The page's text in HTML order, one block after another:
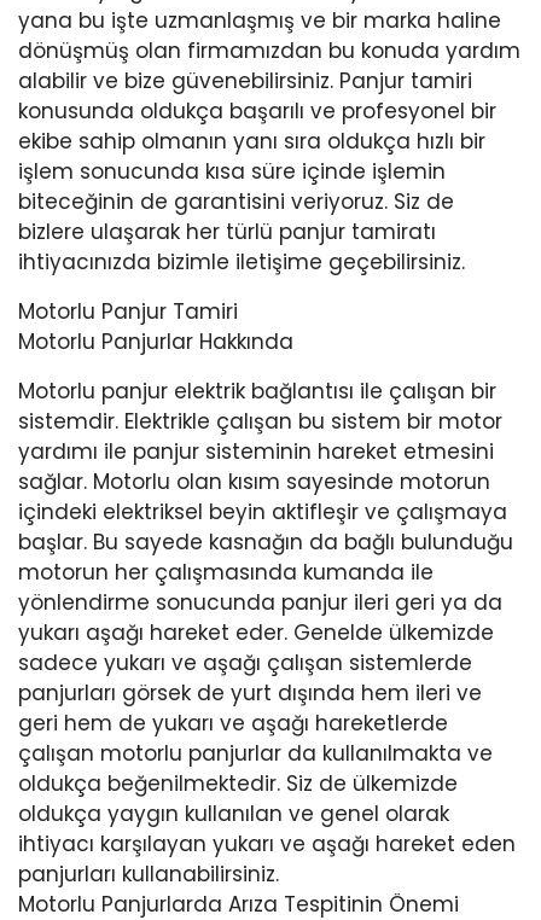
yana bu işte uzmanlaşmış ve bir marka haline
dönüşmüş olan firmamızdan bu konuda yardım
alabilir ve bize güvenebilirsiniz. Panjur tamiri
konusunda oldukça başarılı ve profesyonel bir
ekibe sahip olmanın yanı sıra oldukça hızlı bir
işlem sonucunda kısa süre içinde işlemin
biteceğinin de garantisini veriyoruz. Siz de
bizlere ulaşarak her türlü panjur tamiratı
ihtiyacınızda bizimle iletişime geçebilirsiniz.
Motorlu Panjur Tamiri
Motorlu Panjurlar Hakkında
Motorlu panjur elektrik bağlantısı ile çalışan bir
sistemdir. Elektrikle çalışan bu sistem bir motor
yardımı ile panjur sisteminin hareket etmesini
sağlar. Motorlu olan kısım sayesinde motorun
içindeki elektriksel beyin aktifleşir ve çalışmaya
başlar. Bu sayede kasnağın da bağlı bulunduğu
motorun her çalışmasında kumanda ile
yönlendirme sonucunda panjur ileri geri ya da
yukarı aşağı hareket eder. Genelde ülkemizde
sadece yukarı ve aşağı çalışan sistemlerde
panjurları görsek de yurt dışında hem ileri ve
geri hem de yukarı ve aşağı hareketlerde
çalışan motorlu panjurlar da kullanılmakta ve
oldukça beğenilmektedir. Siz de ülkemizde
oldukça yaygın kullanılan ve genel olarak
ihtiyacı karşılayan yukarı ve aşağı hareket eden
panjurları kullanabilirsiniz.
Motorlu Panjurlarda Arıza Tespitinin Önemi